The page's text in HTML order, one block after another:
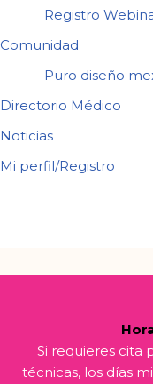
Registro
Comunidad
Puro diseño
Directorio Médico
Noticias
Mi perfil/Registro
Si requieres cita
técnicas, los días